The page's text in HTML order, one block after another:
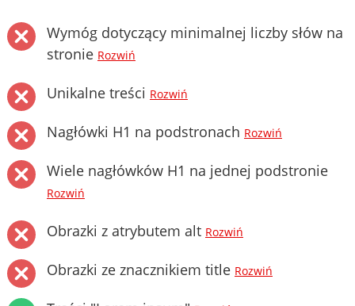
Wymóg dotyczący minimalnej liczby słów na
stronie Rozwiń
Unikalne treści Rozwiń
Nagłówki H1 na podstronach Rozwiń
Wiele nagłówków H1 na jednej podstronie
Rozwiń
Obrazki z atrybutem alt Rozwiń
Obrazki ze znacznikiem title Rozwiń